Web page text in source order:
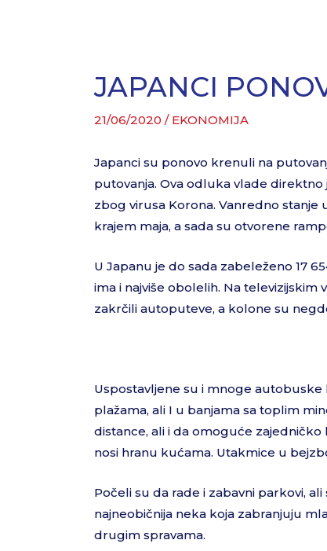
JAPANCI
21/06/2020/ EKONOMIJA
Japanci su ponovo krenuli na
putovanja. Ova odluka vlade
zbog virusa Korona. Vanredno
krajem maja, a sada su otvorene
U Japanu je do sada zabeleženo 17
ima i najviše obolelih. Na
zakrčili autoputeve, a kolone su
Uspostavljene su i mnoge
plažama, ali I u banjama sa toplim
distance, ali i da omoguće zajedničko
nosi hranu kućama. Utakmice u
Počeli su da rade i zabavni parkovi,
najneobičnija neka koja zabranjuju
drugim spravama.